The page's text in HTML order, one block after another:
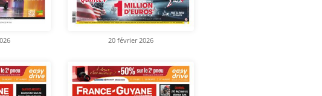
20 février 2026